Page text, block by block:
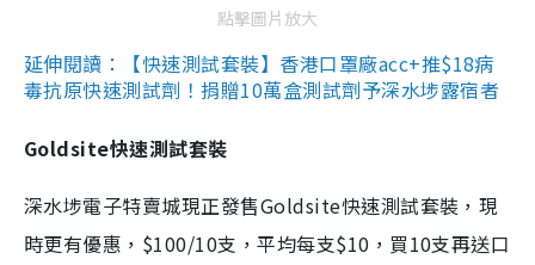
點擊圖片放大
延伸閱讀：【快速測試套裝】香港口罩廠acc+推$18病
毒抗原快速測試劑！捐贈10萬盒測試劑予深水埗露宿者
Goldsite快速測試套裝
深水埗電子特賣城現正發售Goldsite快速測試套裝，現
時更有優惠，$100/10支，平均每支$10，買10支再送口